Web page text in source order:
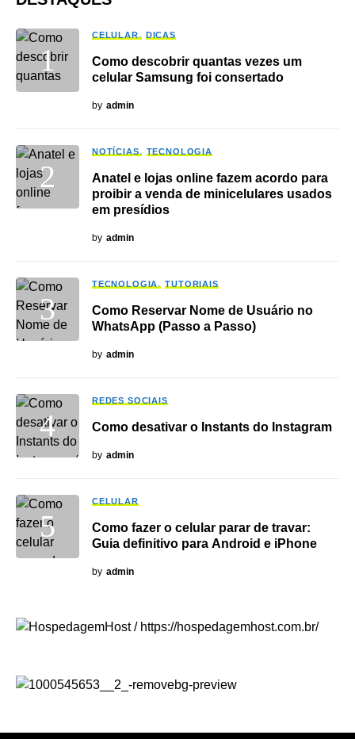
CELULAR DICAS
Como descobrir quantas vezes um
celular Samsung foi consertado
by admin
NOTÍCIAS TECNOLOGIA
Anatel e lojas online fazem acordo para
proibir a venda de minicelulares usados
em presídios
by admin
TECNOLOGIA TUTORIAIS
Como Reservar Nome de Usuário no
WhatsApp (Passo a Passo)
by admin
REDES SOCIAIS
Como desativar o Instants do Instagram
by admin
CELULAR
Como fazer o celular parar de travar:
Guia definitivo para Android e iPhone
by admin